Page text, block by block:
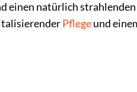
einen natürlich
Pflegeund